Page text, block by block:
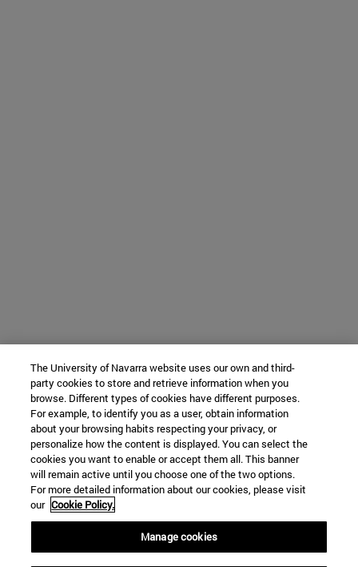
The University of Navarra website uses our own and third-
party cookies to store and retrieve information when you
browse. Different types of cookies have different purposes.
For example, to identify you as a user, obtain information
about your browsing habits respecting your privacy, or
personalize how the content is displayed. You can select the
cookies you want to enable or accept them all. This banner
will remain active until you choose one of the two options.
For more detailed information about our cookies, please visit
our Cookie Policy.
Manage cookies